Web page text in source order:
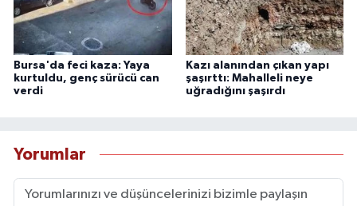
Bursa'da feci kaza: Yaya
kurtuldu, genç sürücü can
verdi
Kazı alanından çıkan yapı
şaşırttı: Mahalleli neye
uğradığını şaşırdı
Yorumlar